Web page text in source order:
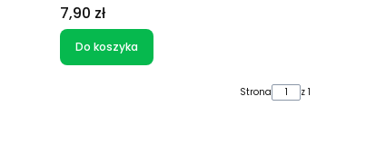
Cena
7,90 zł
Do koszyka
Strona z 1